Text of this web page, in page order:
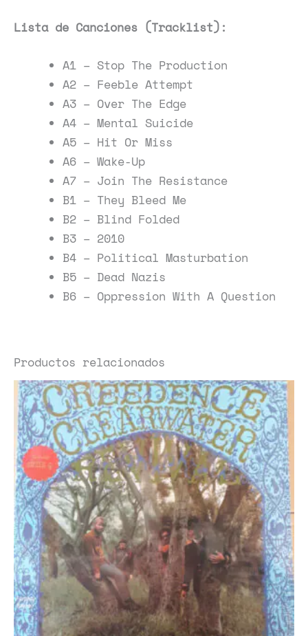
Lista de Canciones (Tracklist):
A1 – Stop The Production
A2 – Feeble Attempt
A3 – Over The Edge
A4 – Mental Suicide
A5 – Hit Or Miss
A6 – Wake-Up
A7 – Join The Resistance
B1 – They Bleed Me
B2 – Blind Folded
B3 – 2010
B4 – Political Masturbation
B5 – Dead Nazis
B6 – Oppression With A Question
Productos relacionados